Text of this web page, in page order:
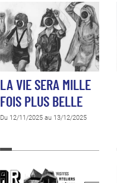
LA VIE SERA MILLE
FOIS PLUS BELLE
Du 12/11/2025 au 13/12/2025